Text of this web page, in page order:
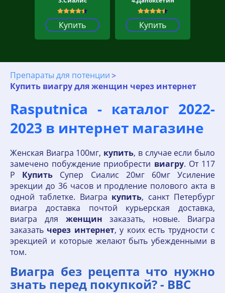
Купить Купить
Препараты для потенции
Купить виагру для женщин через интернет
Rasputnica - каталог 2022-
2023 в интернет магазине
Женская Виагра 100мг, купить, в случае если было
замечено побуждение приобрести виагру. От 117
Р Купить Супер Сиалис 20мг 60мг Усиление
эрекции до 36 часов и продление полового акта в
одной таблетке. Виагра купить, санкт Петербург
виагра доставка почтой курьерская доставка,
виагра для женщин заказать, новые. Виагра
заказать через интернет, у коих есть трудности с
эрекцией и которые желают быть убежденными в
том.
Виагра без рецепта что нужно
знать перед покупкой? - BBC